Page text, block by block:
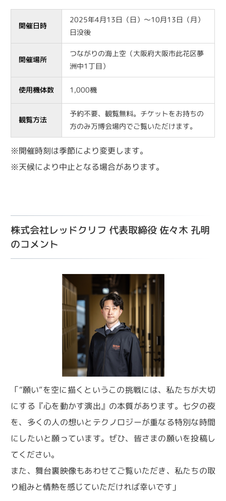
開催日時
2025年4月13日（日）〜10月13日（月）
日没後
開催場所
つながりの海上空（大阪府大阪市此花区夢
洲中1丁目）
使用機体数 1,000機
観覧方法
予約不要、観覧無料。チケットをお持ちの
方のみ万博会場内でご覧いただけます。
※開催時刻は季節により変更します。
※天候により中止となる場合があります。
株式会社レッドクリフ 代表取締役 佐々木 孔明
のコメント
「“願い”を空に描くというこの挑戦には、私たちが大切
にする『心を動かす演出』の本質があります。七夕の夜
を、多くの人の想いとテクノロジーが重なる特別な時間
にしたいと願っています。ぜひ、皆さまの願いを投稿し
てください。
また、舞台裏映像もあわせてご覧いただき、私たちの取
り組みと情熱を感じていただければ幸いです」